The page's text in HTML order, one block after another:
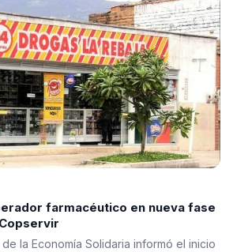
farmacéutico en nueva fase
la Economía Solidaria informó el inicio